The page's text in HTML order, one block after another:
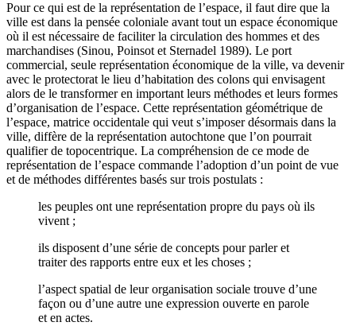
Pour ce qui est de la représentation de l’espace, il faut dire que la
ville est dans la pensée coloniale avant tout un espace économique
où il est nécessaire de faciliter la circulation des hommes et des
marchandises (Sinou, Poinsot et Sternadel 1989). Le port
commercial, seule représentation économique de la ville, va devenir
avec le protectorat le lieu d’habitation des colons qui envisagent
alors de le transformer en important leurs méthodes et leurs formes
d’organisation de l’espace. Cette représentation géométrique de
l’espace, matrice occidentale qui veut s’imposer désormais dans la
ville, diffère de la représentation autochtone que l’on pourrait
qualifier de topocentrique. La compréhension de ce mode de
représentation de l’espace commande l’adoption d’un point de vue
et de méthodes différentes basés sur trois postulats :
les peuples ont une représentation propre du pays où ils
vivent ;
ils disposent d’une série de concepts pour parler et
traiter des rapports entre eux et les choses ;
l’aspect spatial de leur organisation sociale trouve d’une
façon ou d’une autre une expression ouverte en parole
et en actes.